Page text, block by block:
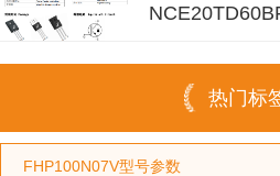
热门标
FHP100N07V型号参数